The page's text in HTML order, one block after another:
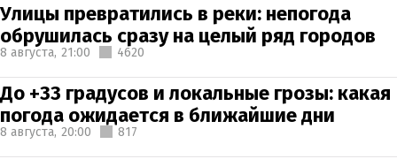
Улицы превратились в реки: непогода
обрушилась сразу на целый ряд городов
8 августа, 21:00 4620
До +33 градусов и локальные грозы: какая
погода ожидается в ближайшие дни
8 августа, 20:00 817